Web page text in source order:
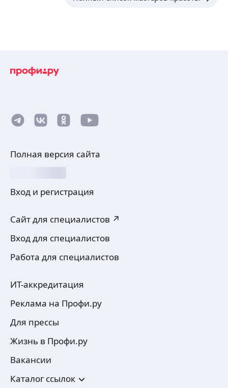
Полная версия сайта
Вход и регистрация
Сайт для специалистов ↗
Вход для специалистов
Работа для специалистов
ИТ-аккредитация
Реклама на Профи.ру
Для прессы
Жизнь в Профи.ру
Вакансии
Каталог ссылок